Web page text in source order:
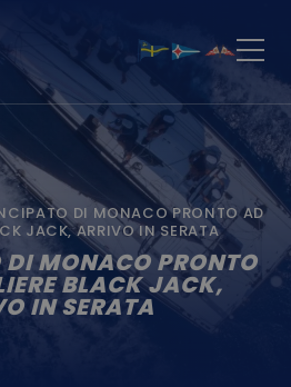
DI MONACO PRONTO AD
JACK, ARRIVO IN SERATA
MONACO PRONTO
BLACK JACK,
IN SERATA